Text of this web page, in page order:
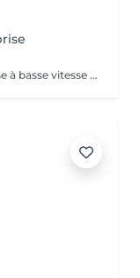
- Utilisation de divers embouts de ponceuse à basse vitesse pour décoller, soulever et éliminer les cuticules. - Limage des ongles - Application d'une huile à cuticule et crème avec massage